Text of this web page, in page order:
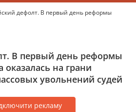
дефолт. В первый день реформы
В первый день реформы
оказалась на грани
увольнений судей
рекламу